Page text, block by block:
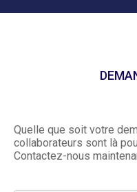
Quelle que soit votre
collaborateurs sont là
Contactez-nous